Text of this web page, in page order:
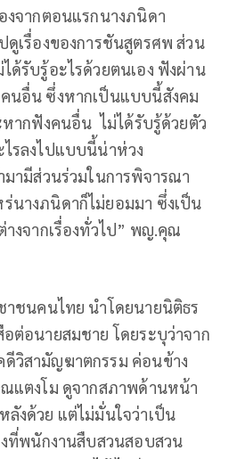
งจากตอนแรกนางภนิดา
ดูเรื่องของการชันสูตรศพ ส่วน
ด้รับรู้อะไรด้วยตนเอง ฟังผ่าน
นอื่น ซึ่งหากเป็นแบบนี้สังคม
หากฟังคนอื่น ไม่ได้รับรู้ด้วยตัว
รลงไปแบบนี้น่าห่วง
ามีส่วนร่วมในการพิจารณา
นางภนิดาก็ไม่ยอมมา ซึ่งเป็น
างจากเรื่องทั่วไป” พญ.คุณ
าชนคนไทย นำโดยนายนิติธร
ต่อนายสมชาย โดยระบุว่าจาก
วิสามัญฆาตกรรม ค่อนข้าง
แตงโม ดูจากสภาพด้านหน้า
งด้วย แต่ไม่มั่นใจว่าเป็น
งที่พนักงานสืบสวนสอบสวน